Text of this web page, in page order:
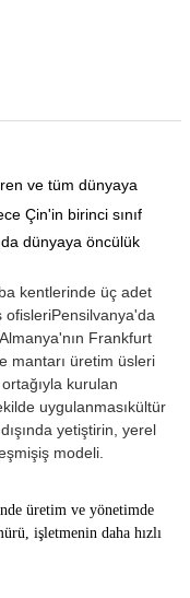
ve tüm dünyaya
Çin'in birinci sınıf
dünyaya öncülük
kentlerinde üç adet
ofisleriPensilvanya'da
Frankfurt
mantarı üretim üsleri
kurulan
uygulanmasıkültür
yetiştirin, yerel
iş modeli.
üretim ve yönetimde
işletmenin daha hızlı